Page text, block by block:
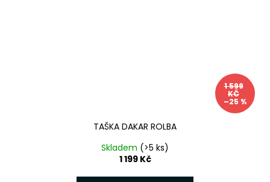
1 599
KČ
–25 %
TAŠKA DAKAR ROLBA
Skladem (>5 ks)
1 199 Kč